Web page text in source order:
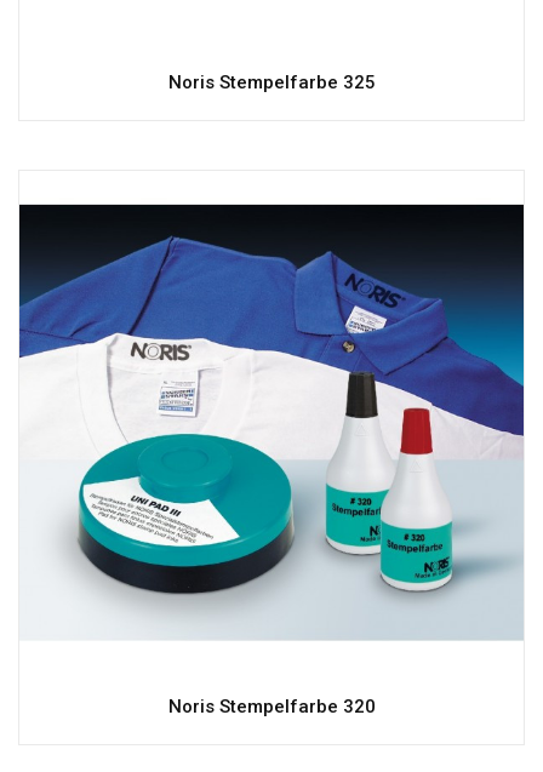
Noris Stempelfarbe 325
Noris Stempelfarbe 320